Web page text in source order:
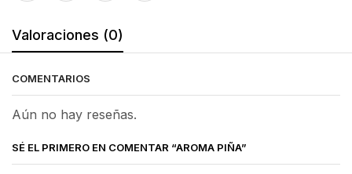
Valoraciones (0)
COMENTARIOS
Aún no hay reseñas.
SÉ EL PRIMERO EN COMENTAR “AROMA PIÑA”